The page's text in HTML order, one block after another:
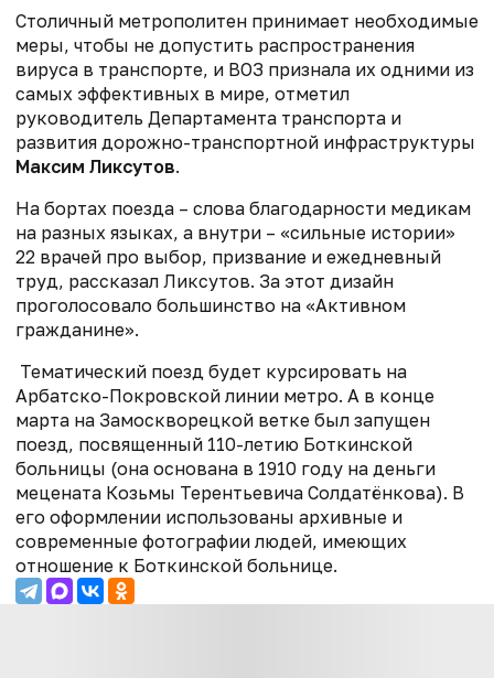
Столичный метрополитен принимает необходимые
меры, чтобы не допустить распространения
вируса в транспорте, и ВОЗ признала их одними из
самых эффективных в мире, отметил
руководитель Департамента транспорта и
развития дорожно-транспортной инфраструктуры
Максим Ликсутов.
На бортах поезда – слова благодарности медикам
на разных языках, а внутри – «сильные истории»
22 врачей про выбор, призвание и ежедневный
труд, рассказал Ликсутов. За этот дизайн
проголосовало большинство на «Активном
гражданине».
Тематический поезд будет курсировать на
Арбатско-Покровской линии метро. А в конце
марта на Замоскворецкой ветке был запущен
поезд, посвященный 110-летию Боткинской
больницы (она основана в 1910 году на деньги
мецената Козьмы Терентьевича Солдатёнкова). В
его оформлении использованы архивные и
современные фотографии людей, имеющих
отношение к Боткинской больнице.